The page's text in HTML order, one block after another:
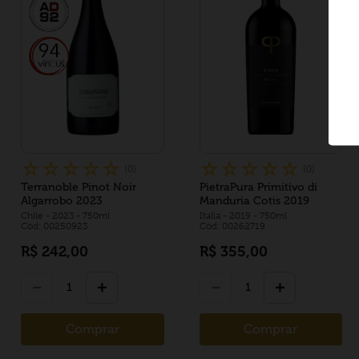
☆ ☆ ☆ ☆ ☆
Terranoble Pinot Noir
Algarrobo 2023
Chile - 2023 - 750ml
Cód: 00250923
R$ 242,00
＋
Comprar
☆ ☆ ☆ ☆ ☆
PietraPura Primitivo di
Manduria Cotis 2019
Italia- 2019 - 750ml
Cód: 00262719
R$ 355,00
＋
Comprar